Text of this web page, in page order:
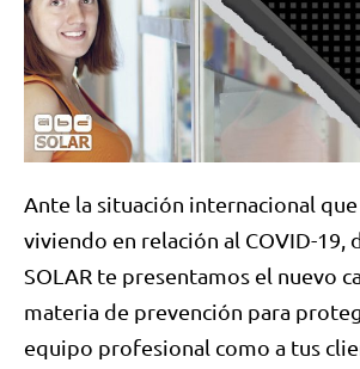
Ante la situación internacional
viviendo en relación al COVID-19,
SOLAR te presentamos el nuevo
materia de prevención para
equipo profesional como a tus